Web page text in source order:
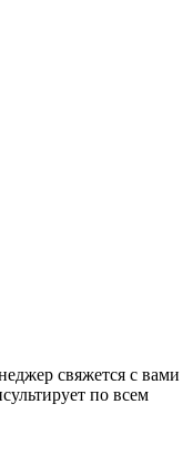
свяжется с вами
по всем